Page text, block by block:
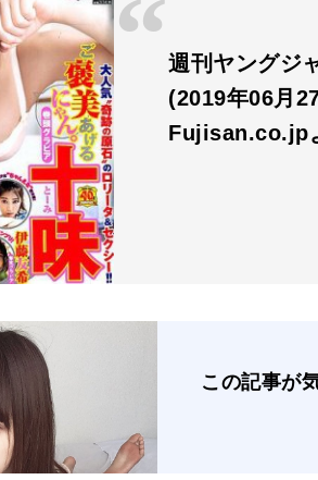
週刊ヤングジ
(2019年06月
Fujisan.co.jp
この記事が